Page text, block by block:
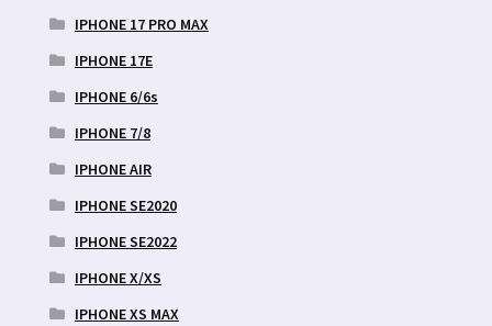
IPHONE 17 PRO MAX
IPHONE 17E
IPHONE 6/6s
IPHONE 7/8
IPHONE AIR
IPHONE SE2020
IPHONE SE2022
IPHONE X/XS
IPHONE XS MAX